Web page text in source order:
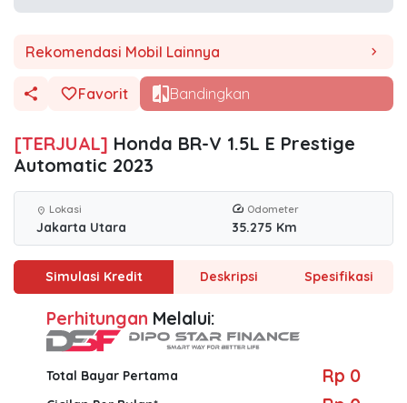
Rekomendasi Mobil Lainnya chevron_right
Favorit Bandingkan
[TERJUAL] Honda BR-V 1.5L E Prestige
Automatic 2023
location_on Lokasi
Jakarta Utara
Odometer
35.275 Km
Simulasi Kredit Deskripsi Spesifikasi
Perhitungan Melalui:
Total Bayar Pertama Rp 0